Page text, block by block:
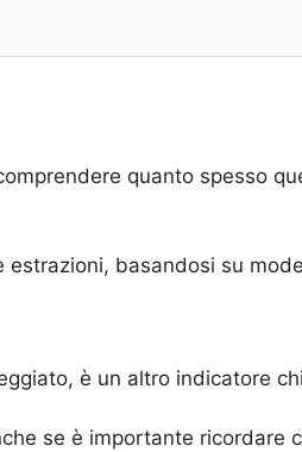
quanto spesso
basandosi su
è un altro indicatore
se è importante ricordare